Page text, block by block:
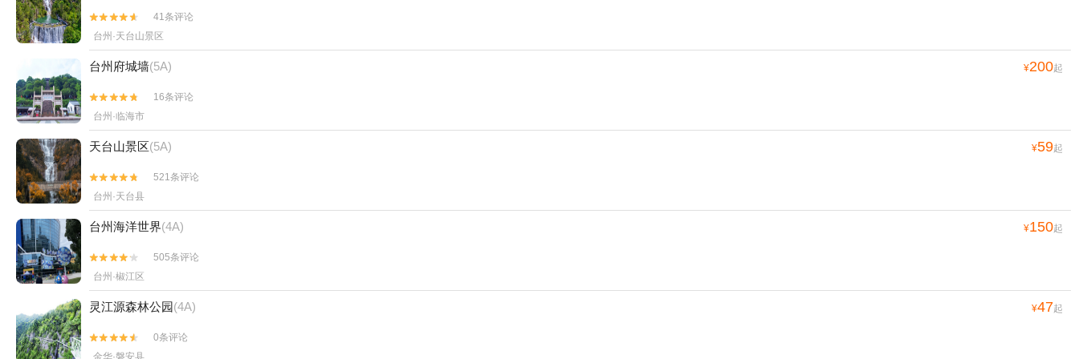


41条评论
台州·天台山景区
台州府城墙(5A) ¥200起


16条评论
台州·临海市
天台山景区(5A) ¥59起


521条评论
台州·天台县
台州海洋世界(4A) ¥150起


505条评论
台州·椒江区
灵江源森林公园(4A) ¥47起


0条评论
金华·磐安县